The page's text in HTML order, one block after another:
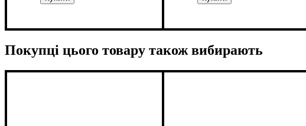
Покупці цього товару також вибирають